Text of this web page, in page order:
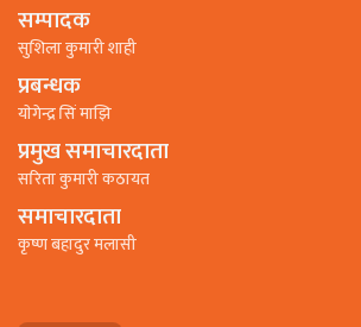
सम्पादक
सुशिला कुमारी शाही
प्रबन्धक
याेगेन्द्र सिं माझि
प्रमुख समाचारदाता
सरिता कुमारी कठायत
समाचारदाता
कृष्ण बहादुर मलासी